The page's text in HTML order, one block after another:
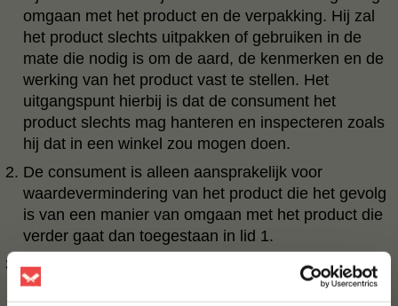
omgaan met het product en de verpakking. Hij zal
het product slechts uitpakken of gebruiken in de
mate die nodig is om de aard, de kenmerken en de
werking van het product vast te stellen. Het
uitgangspunt hierbij is dat de consument het
product slechts mag hanteren en inspecteren zoals
hij dat in een winkel zou mogen doen.
De consument is alleen aansprakelijk voor
waardevermindering van het product die het gevolg
is van een manier van omgaan met het product die
verder gaat dan toegestaan in lid 1.
De consument is niet aansprakelijk voor
waardevermindering van het product als de